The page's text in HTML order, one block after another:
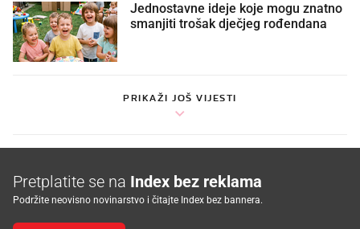
Jednostavne ideje koje mogu znatno
smanjiti trošak dječjeg rođendana
PRIKAŽI JOŠ VIJESTI
Pretplatite se na Index bez reklama
Podržite neovisno novinarstvo i čitajte Index bez bannera.